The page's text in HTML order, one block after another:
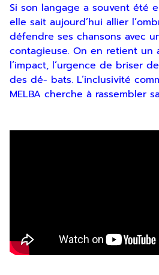
Si son langage a souvent été
elle sait aujourd’hui allier
défendre ses chansons avec
contagieuse. On en retient un
l’impact, l’urgence de briser
des dé- bats. L’inclusivité
MELBA cherche à rassembler